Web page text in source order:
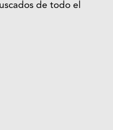
de todo el